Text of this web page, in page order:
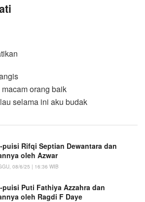
orang baik
selama ini aku budak
puisi Rifqi Septian Dewantara dan
oleh Azwar
08/6/25 | 16:36 WIB
puisi Puti Fathiya Azzahra dan
oleh Ragdi F Daye